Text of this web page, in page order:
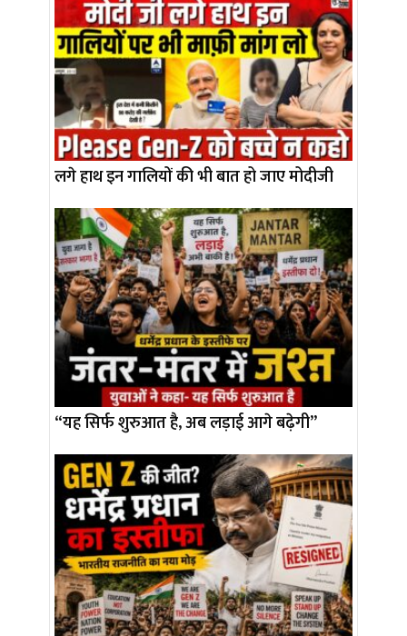
लगे हाथ इन गालियों की भी बात हो जाए मोदीजी
“यह सिर्फ शुरुआत है, अब लड़ाई आगे बढ़ेगी”